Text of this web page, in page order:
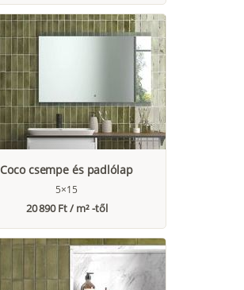
Coco csempe és padlólap
5×15
20 890 Ft / m² -től